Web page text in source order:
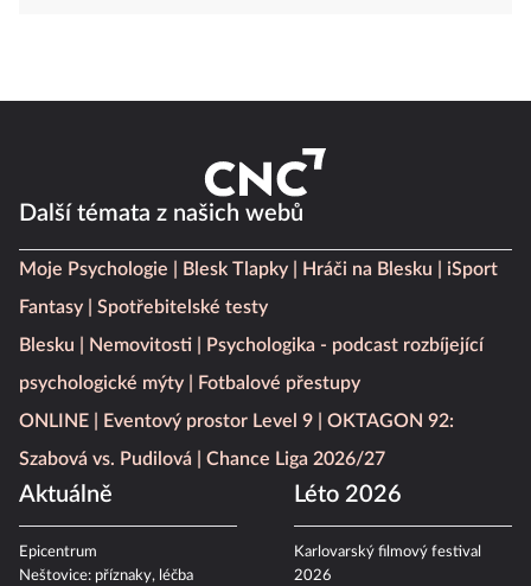
Další témata z našich webů
Moje Psychologie Blesk Tlapky Hráči na Blesku
iSport
Fantasy
Spotřebitelské testy
Blesku
Nemovitosti
Psychologika - podcast rozbíjející
psychologické mýty
Fotbalové přestupy
ONLINE
Eventový prostor Level 9
OKTAGON 92:
Szabová vs. Pudilová
Chance Liga 2026/27
Aktuálně
Epicentrum
Neštovice: příznaky, léčba
Léto 2026
Karlovarský filmový festival
2026